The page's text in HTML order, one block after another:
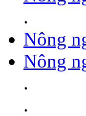
.
Nông
Nông
.
.